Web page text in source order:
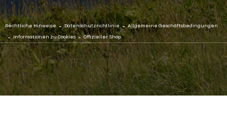
Rechtliche Hinweise - Datenschutzrichtlinie - Allgemeine Geschäftsbedingungen
- Informationen zu Cookies - Offizieller Shop